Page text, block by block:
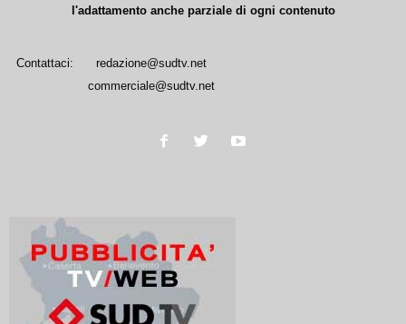
l'adattamento anche parziale di ogni contenuto
Contattaci:
redazione@sudtv.net
commerciale@sudtv.net